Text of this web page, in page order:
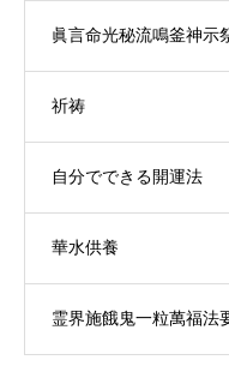
眞言命光秘流鳴釜神示
祈祷
自分でできる開運法
華水供養
霊界施餓鬼一粒萬福法